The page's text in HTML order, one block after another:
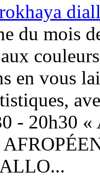
du mois
en vous
- 20h30